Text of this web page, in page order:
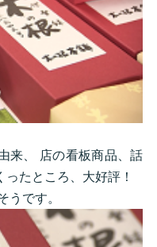
来、 店の看板商品、話
たところ、大好評！
うです。